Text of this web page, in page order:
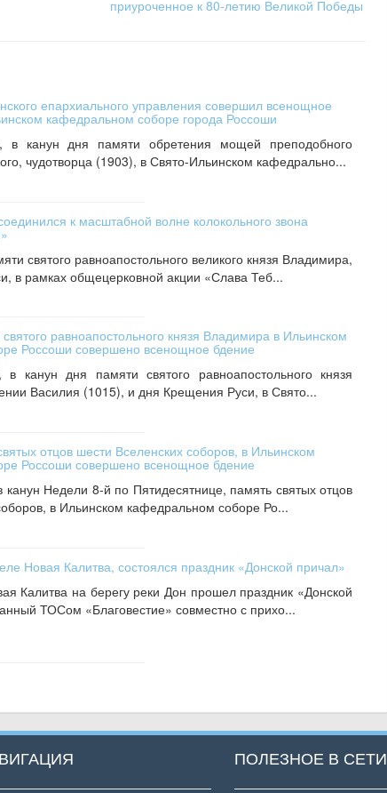
приуроченное к 80-летию Великой Победы
епархиального управления совершил всенощное
кафедральном соборе города Россоши
канун дня памяти обретения мощей преподобного
чудотворца (1903), в Свято-Ильинском кафедрально...
к масштабной волне колокольного звона
святого равноапостольного великого князя Владимира,
в рамках общецерковной акции «Слава Теб...
равноапостольного князя Владимира в Ильинском
Россоши совершено всенощное бдение
канун дня памяти святого равноапостольного князя
Василия (1015), и дня Крещения Руси, в Свято...
отцов шести Вселенских соборов, в Ильинском
Россоши совершено всенощное бдение
Недели 8-й по Пятидесятнице, память святых отцов
в Ильинском кафедральном соборе Ро...
Новая Калитва, состоялся праздник «Донской причал»
Калитва на берегу реки Дон прошел праздник «Донской
ТОСом «Благовестие» совместно с прихо...
ПОЛЕЗНОЕ В СЕТИ